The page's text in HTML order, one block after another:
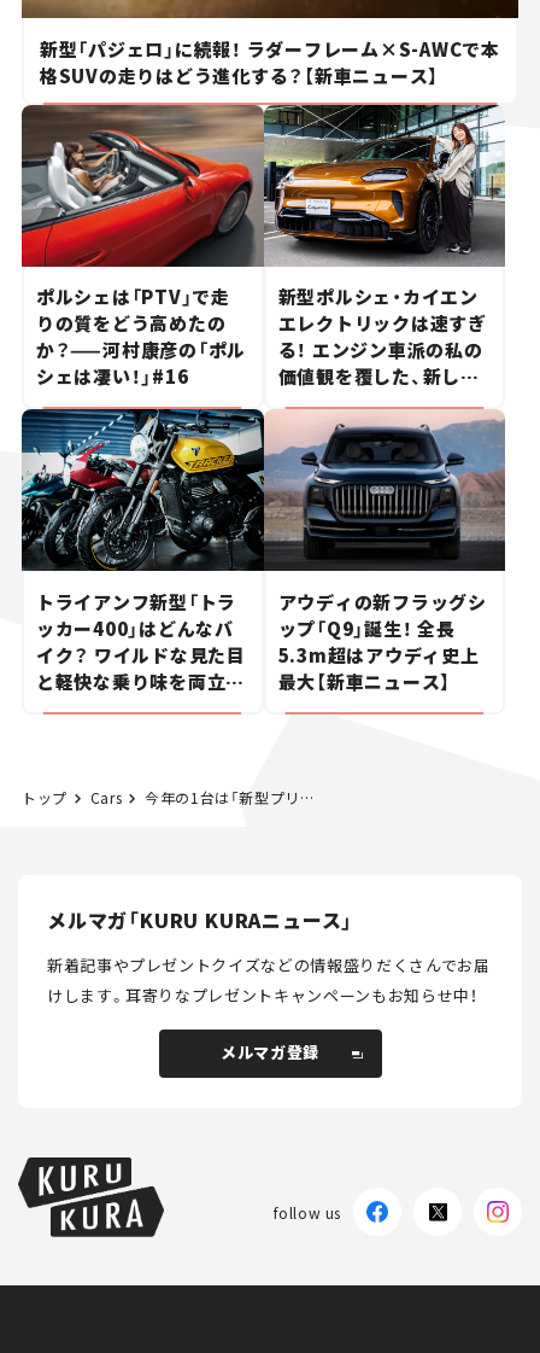
新型「パジェロ」に続報！ ラダーフレーム×S-AWCで本
格SUVの走りはどう進化する？【新車ニュース】
ポルシェは「PTV」で走
りの質をどう高めたの
か？——河村康彦の「ポル
シェは凄い！」#16
新型ポルシェ・カイエン
エレクトリックは速すぎ
る！ エンジン車派の私の
価値観を覆した、新しい
ポルシェの走り。
トライアンフ新型「トラ
ッカー400」はどんなバ
イク？ ワイルドな見た目
と軽快な乗り味を両立し
た400ccフラットトラッ
アウディの新フラッグシ
ップ「Q9」誕生！ 全長
5.3m超はアウディ史上
最大【新車ニュース】
トップ Cars 今年の1台は「新型プリウス」に決定！ 日本カー・オブ・ザ・イヤーの各部門で受賞した4モデルも紹介
メルマガ「KURU KURAニュース」
新着記事やプレゼントクイズなどの情報盛りだくさんでお届
けします。耳寄りなプレゼントキャンペーンもお知らせ中！
メルマガ登録
follow us